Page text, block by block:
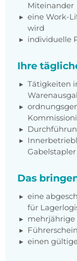
Miteinander
eine Work-
wird
individuelle
Ihre
Tätigkeiten
Gabelstapler
Das
eine
für
mehrjährige
einen